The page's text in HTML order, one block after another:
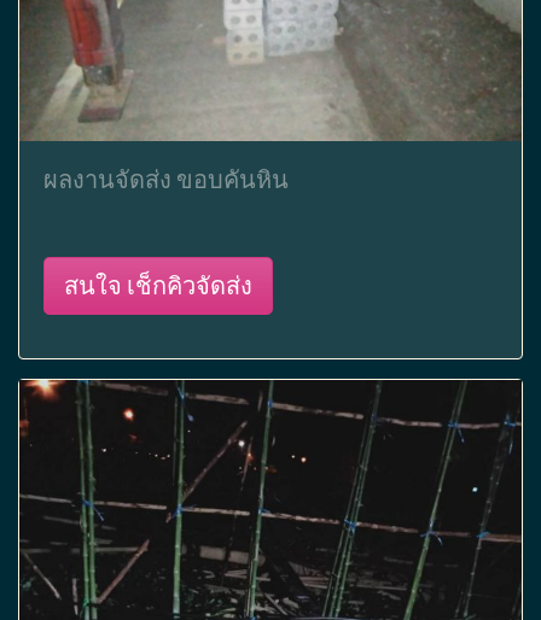
ผลงานจัดส่ง ขอบคันหิน
สนใจ เช็กคิวจัดส่ง